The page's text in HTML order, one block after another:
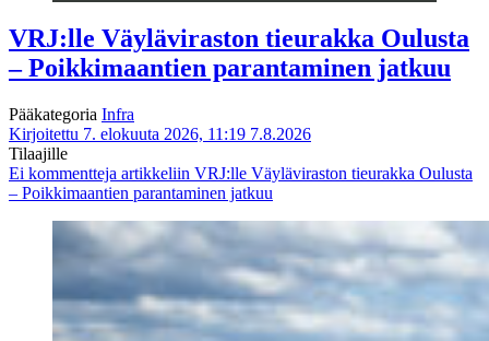
VRJ:lle Väyläviraston tieurakka Oulusta
– Poikkimaantien parantaminen jatkuu
Pääkategoria Infra
Kirjoitettu 7. elokuuta 2026, 11:19 7.8.2026
Tilaajille
Ei kommentteja artikkeliin VRJ:lle Väyläviraston tieurakka Oulusta
– Poikkimaantien parantaminen jatkuu